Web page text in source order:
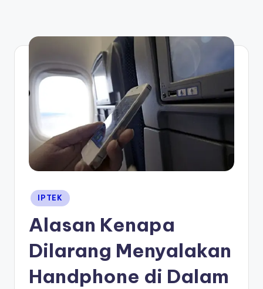
Posted
in
IPTEK
Alasan Kenapa
Dilarang Menyalakan
Handphone di Dalam